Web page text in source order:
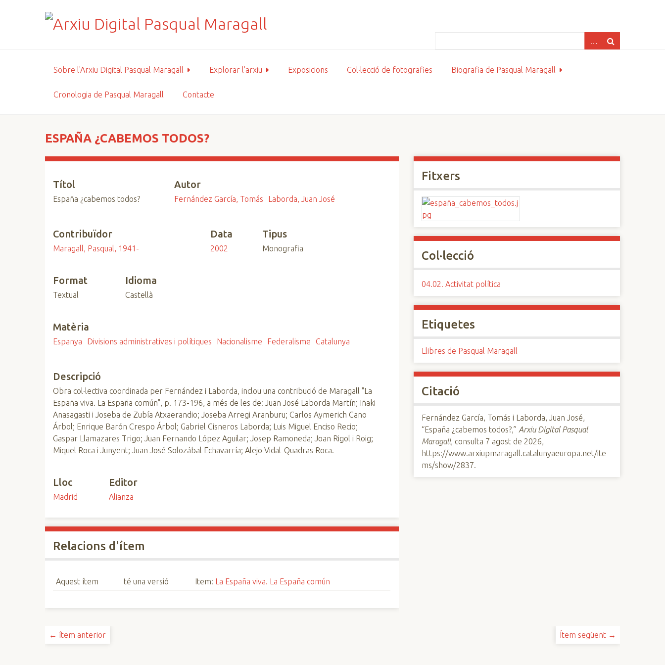
Sobre l'Arxiu Digital Pasqual Maragall Explorar l'arxiu Exposicions Col·lecció de fotografies Biografia de Pasqual Maragall
Cronologia de Pasqual Maragall Contacte
ESPAÑA ¿CABEMOS TODOS?
Títol
España ¿cabemos todos?
Autor
Fernández García, Tomás Laborda, Juan José
Contribuïdor
Maragall, Pasqual, 1941-
Data
2002
Tipus
Monografia
Format
Textual
Idioma
Castellà
Matèria
Espanya Divisions administratives i polítiques Nacionalisme Federalisme Catalunya
Descripció
Obra col·lectiva coordinada per Fernández i Laborda, inclou una contribució de Maragall "La
España viva. La España común", p. 173-196, a més de les de: Juan José Laborda Martín; Iñaki
Anasagasti i Joseba de Zubía Atxaerandio; Joseba Arregi Aranburu; Carlos Aymerich Cano
Árbol; Enrique Barón Crespo Árbol; Gabriel Cisneros Laborda; Luis Miguel Enciso Recio;
Gaspar Llamazares Trigo; Juan Fernando López Aguilar; Josep Ramoneda; Joan Rigol i Roig;
Miquel Roca i Junyent; Juan José Solozábal Echavarría; Alejo Vidal-Quadras Roca.
Lloc
Madrid
Editor
Alianza
Relacions d'ítem
Aquest ítem té una versió Item: La España viva. La España común
Fitxers
Col·lecció
04.02. Activitat política
Etiquetes
Llibres de Pasqual Maragall
Citació
Fernández García, Tomás i Laborda, Juan José,
“España ¿cabemos todos?,” Arxiu Digital Pasqual
Maragall, consulta 7 agost de 2026,
https://www.arxiupmaragall.catalunyaeuropa.net/ite
ms/show/2837.
← ítem anterior Ítem següent →